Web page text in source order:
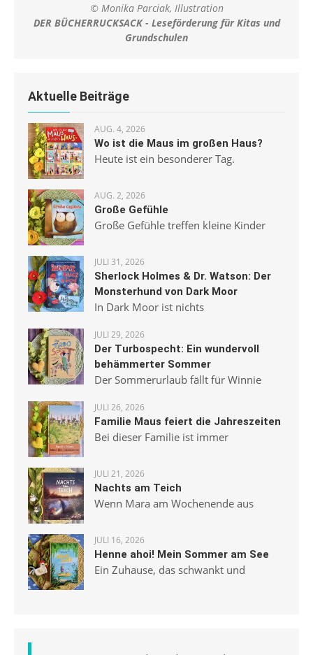
© Monika Parciak, Illustration
DER BÜCHERRUCKSACK - Leseförderung für Kitas und
Grundschulen
Aktuelle Beiträge
AUG. 4, 2026
Wo ist die Maus im großen Haus?
Heute ist ein besonderer Tag.
AUG. 2, 2026
Große Gefühle
Große Gefühle treffen kleine Kinder
JULI 31, 2026
Sherlock Holmes & Dr. Watson: Der
Monsterhund von Dark Moor
In Dark Moor ist nichts
JULI 29, 2026
Der Turbospecht: Ein wundervoll
behämmerter Sommer
Der Sommerurlaub fällt für Winnie
JULI 26, 2026
Familie Maus feiert die Jahreszeiten
Bei dieser Familie ist immer
JULI 21, 2026
Nachts am Teich
Wenn Mara am Wochenende aus
JULI 16, 2026
Henne ahoi! Mein Sommer am See
Ein Zuhause, das schwankt und